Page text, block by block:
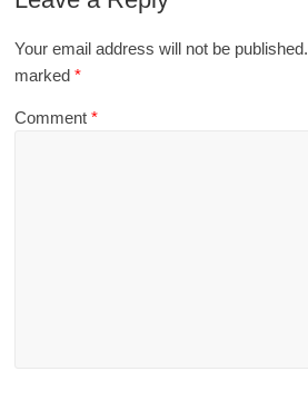
Your email address will not be published.
marked*
Comment*